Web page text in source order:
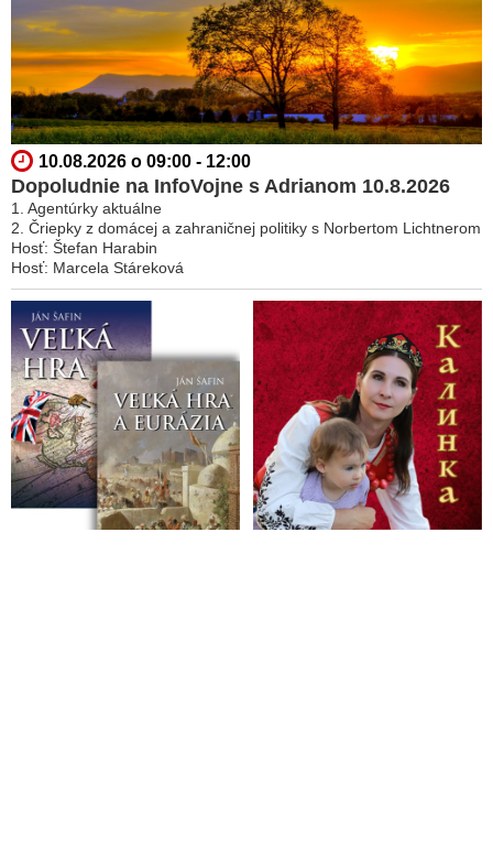
10.08.2026 o 09:00 - 12:00
Dopoludnie na InfoVojne s Adrianom 10.8.2026
1. Agentúrky aktuálne
2. Čriepky z domácej a zahraničnej politiky s Norbertom Lichtnerom
Hosť: Štefan Harabin
Hosť: Marcela Stáreková